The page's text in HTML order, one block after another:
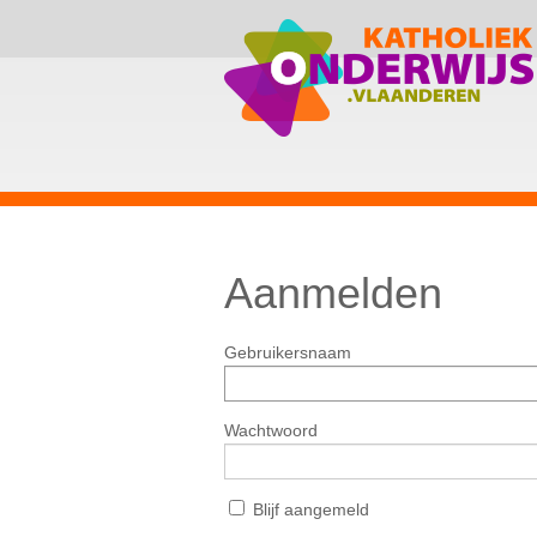
Aanmelden
Gebruikersnaam
Wachtwoord
Blijf aangemeld